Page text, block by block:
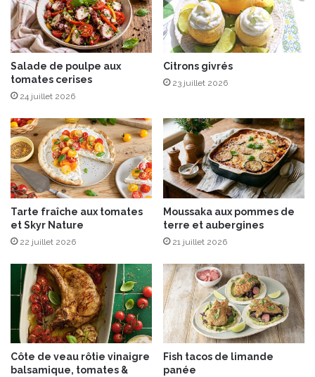
t
r
o
n
c
o
n
i
t
r
P
o
r
t
a
b
e
B
L
A
S
T
&
G
O
Salade de poulpe aux
tomates cerises
24 juillet 2026
Citrons givrés
23 juillet 2026
Tarte fraîche aux tomates
et Skyr Nature
22 juillet 2026
Moussaka aux pommes de
terre et aubergines
21 juillet 2026
Côte de veau rôtie vinaigre
balsamique, tomates &
Fish tacos de limande
panée